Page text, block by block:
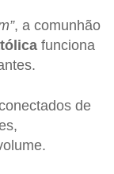
, a comunhão
funciona
de